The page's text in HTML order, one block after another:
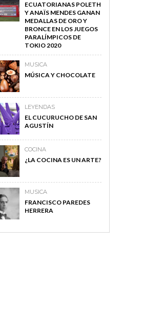
ECUATORIANAS POLETH
Y ANAÏS MENDES GANAN
MEDALLAS DE ORO Y
BRONCE EN LOS JUEGOS
PARALÍMPICOS DE
TOKIO 2020
MUSICA
MÚSICA Y CHOCOLATE
LEYENDAS
EL CUCURUCHO DE SAN
AGUSTÍN
COCINA
¿LA COCINA ES UN ARTE?
MUSICA
FRANCISCO PAREDES
HERRERA